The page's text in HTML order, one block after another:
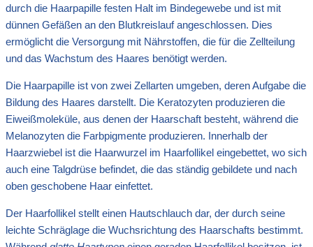
durch die Haarpapille festen Halt im Bindegewebe und ist mit
dünnen Gefäßen an den Blutkreislauf angeschlossen. Dies
ermöglicht die Versorgung mit Nährstoffen, die für die Zellteilung
und das Wachstum des Haares benötigt werden.
Die Haarpapille ist von zwei Zellarten umgeben, deren Aufgabe die
Bildung des Haares darstellt. Die Keratozyten produzieren die
Eiweißmoleküle, aus denen der Haarschaft besteht, während die
Melanozyten die Farbpigmente produzieren. Innerhalb der
Haarzwiebel ist die Haarwurzel im Haarfollikel eingebettet, wo sich
auch eine Talgdrüse befindet, die das ständig gebildete und nach
oben geschobene Haar einfettet.
Der Haarfollikel stellt einen Hautschlauch dar, der durch seine
leichte Schräglage die Wuchsrichtung des Haarschafts bestimmt.